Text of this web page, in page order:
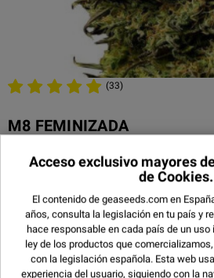
(33)
M8 FEMINIZADA
9,00 €
23,00 €
47,50 €
180,00 €
Acceso exclusivo mayores
de Cookies.
El contenido de geaseeds.com en
años, consulta la legislación en tu país y
hace responsable en cada país de un uso
ley de los productos que
con la legislación española. Esta web
experiencia del usuario, siguiendo con la